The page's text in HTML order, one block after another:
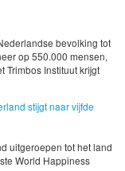
bevolking tot
op 550.000 mensen,
Trimbos Instituut krijgt
stijgt naar vijfde
uitgeroepen tot het land
World Happiness